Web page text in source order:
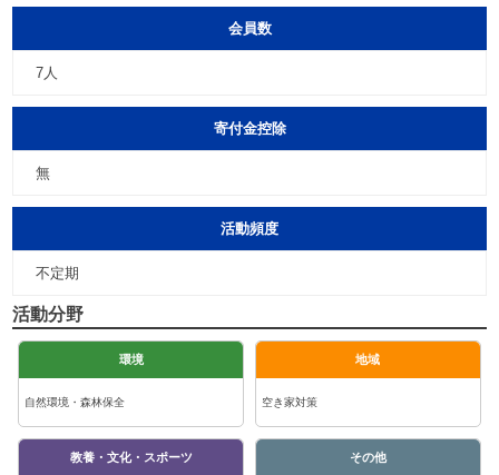
会員数
7人
寄付金控除
無
活動頻度
不定期
活動分野
環境
自然環境・森林保全
地域
空き家対策
教養・文化・スポーツ その他